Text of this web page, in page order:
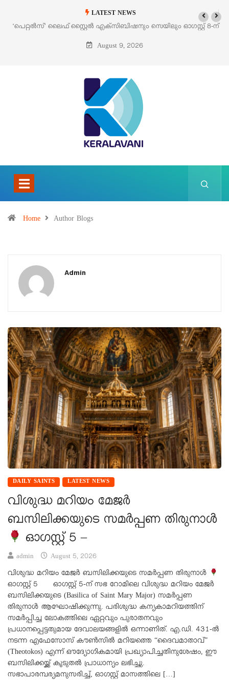
LATEST NEWS
‘പെറ്റൽസ്’ ലൈഫ് സ്റ്റൈൽ എക്സിബിഷനും സെയിലും ഓഗസ്റ്റ് 8-ന്
പെരുമാനൂരിൽ
August 9, 2026
Home Author Blogs
Admin
DAILY SAINTS LATEST NEWS
വിശുദ്ധ മറിയം മേജർ
ബസിലിക്കയുടെ സമർപ്പണ തിരുനാൾ
ഓഗസ്റ്റ് 5 –
admin August 5, 2026
വിശുദ്ധ മറിയം മേജർ ബസിലിക്കയുടെ സമർപ്പണ തിരുനാൾ
ഓഗസ്റ്റ് 5 ഓഗസ്റ്റ് 5-ന് സഭ റോമിലെ വിശുദ്ധ മറിയം മേജർ
ബസിലിക്കയുടെ (Basilica of Saint Mary Major) സമർപ്പണ
തിരുനാൾ ആഘോഷിക്കുന്നു. പരിശുദ്ധ കന്യകാമറിയത്തിന്
സമർപ്പിച്ച ലോകത്തിലെ ഏറ്റവും പുരാതനവും
പ്രധാനപ്പെട്ടതുമായ ദേവാലയങ്ങളിൽ ഒന്നാണിത്. എ.ഡി. 431-ൽ
നടന്ന എഫേസോസ് കൗൺസിൽ മറിയത്തെ “ദൈവമാതാവ്”
(Theotokos) എന്ന് ഔദ്യോഗികമായി പ്രഖ്യാപിച്ചതിനുശേഷം, ഈ
ബസിലിക്കയ്ക്ക് കൂടുതൽ പ്രാധാന്യം ലഭിച്ചു.
സഭാപാരമ്പര്യമനുസരിച്ച്, ഓഗസ്റ്റ് മാസത്തിലെ […]